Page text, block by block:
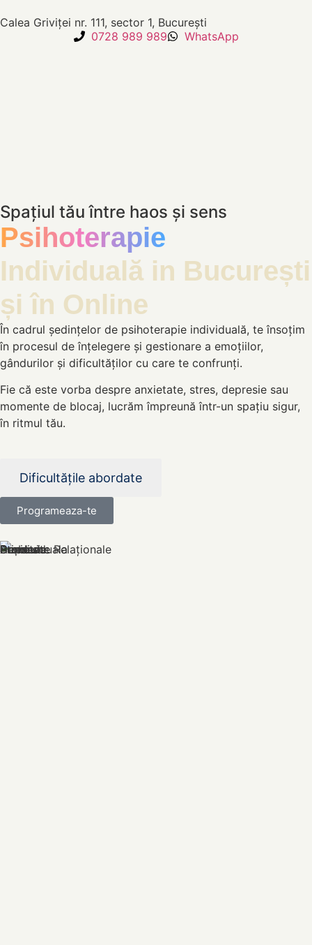
Calea Griviței nr. 111, sector 1, București
0728 989 989
WhatsApp
Spațiul tău între haos și sens
Psihoterapie
Individuală in București
și în Online
În cadrul ședințelor de psihoterapie individuală, te însoțim
în procesul de înțelegere și gestionare a emoțiilor,
gândurilor și dificultăților cu care te confrunți.
Fie că este vorba despre anxietate, stres, depresie sau
momente de blocaj, lucrăm împreună într-un spațiu sigur,
în ritmul tău.
Dificultățile abordate
Programeaza-te
Anxietate
Depresie
Burnout
Stres
Probleme Relaționale